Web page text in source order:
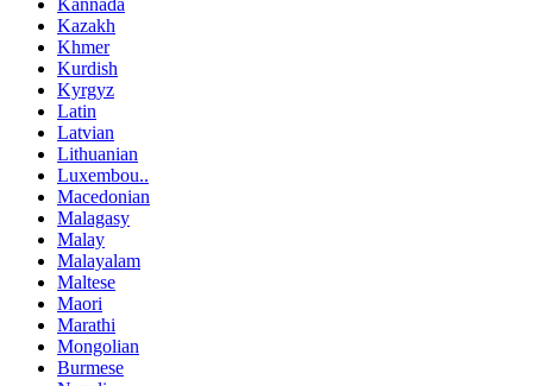
Kannada
Kazakh
Khmer
Kurdish
Kyrgyz
Latin
Latvian
Lithuanian
Luxembou..
Macedonian
Malagasy
Malay
Malayalam
Maltese
Maori
Marathi
Mongolian
Burmese